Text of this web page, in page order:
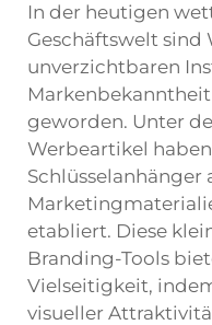
In der heutigen
Geschäftswelt sind
unverzichtbaren
geworden. Unter
Werbeartikel
Schlüsselanhänger
etabliert. Diese
Branding-Tools
Vielseitigkeit,
visueller